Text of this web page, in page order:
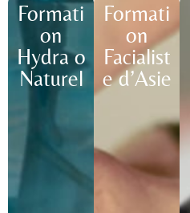
Formati
on
Hydra o
Naturel
Formati
on
Facialist
e d’Asie